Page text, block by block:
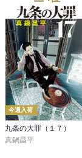
今週入荷
九条の大罪（１７）
真鍋昌平